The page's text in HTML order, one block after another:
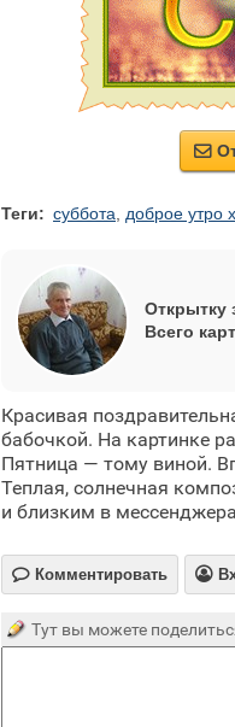

Теги: суббота доброе утро
Открытку
Всего
Красивая
бабочкой. На картинке
Пятница — тому виной.
Теплая, солнечная
и близким в
 Комментировать 
Тут вы можете